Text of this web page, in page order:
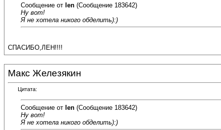
Сообщение от len (Сообщение 183642)
Ну вот!
Я не хотела никого обделить):)
СПАСИБО,ЛЕН!!!!
Макс Железякин
Цитата:
Сообщение от len (Сообщение 183642)
Ну вот!
Я не хотела никого обделить):)